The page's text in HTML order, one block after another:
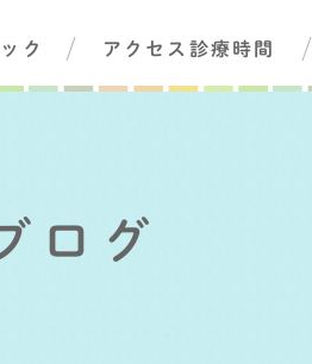
ク アクセス診療時間
ログ